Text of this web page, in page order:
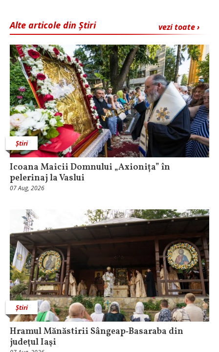
vezi toate ›
Alte articole din Știri
Știri
Icoana Maicii Domnului „Axionița” în
pelerinaj la Vaslui
07 Aug, 2026
Știri
Hramul Mănăstirii Sângeap‑Basaraba din
judeţul Iaşi